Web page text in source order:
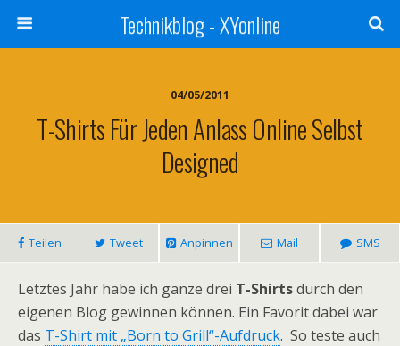
Technikblog - XYonline
04/05/2011
T-Shirts Für Jeden Anlass Online Selbst
Designed
Teilen Tweet Anpinnen Mail SMS
Letztes Jahr habe ich ganze drei T-Shirtsdurch den
eigenen Blog gewinnen können. Ein Favorit dabei war
das T-Shirt mit „Born to Grill“-Aufdruck. So teste auch